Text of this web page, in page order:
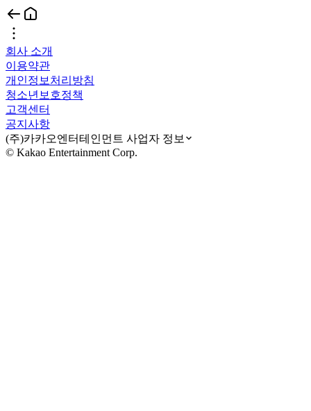
회사 소개
이용약관
개인정보처리방침
청소년보호정책
고객센터
공지사항
(주)카카오엔터테인먼트 사업자 정보
© Kakao Entertainment Corp.